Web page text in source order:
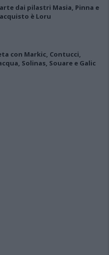
dai pilastri Masia, Pinna e
è Loru
con Markic, Contucci,
Solinas, Souare e Galic